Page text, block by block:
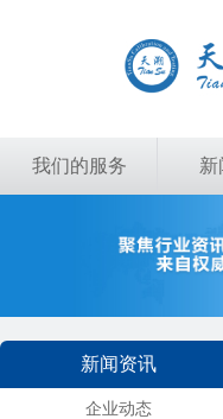
我们的服务 新
新闻资讯
企业动态